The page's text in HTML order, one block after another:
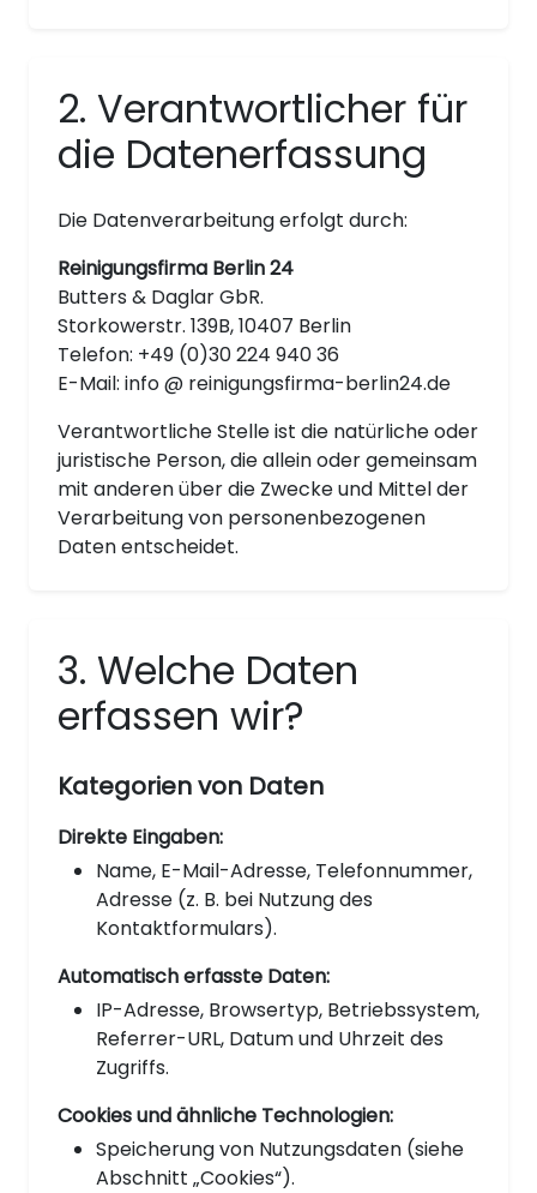
2. Verantwortlicher für
die Datenerfassung
Die Datenverarbeitung erfolgt durch:
Reinigungsfirma Berlin 24
Butters & Daglar GbR.
Storkowerstr. 139B, 10407 Berlin
Telefon: +49 (0)30 224 940 36
E-Mail: info @ reinigungsfirma-berlin24.de
Verantwortliche Stelle ist die natürliche oder
juristische Person, die allein oder gemeinsam
mit anderen über die Zwecke und Mittel der
Verarbeitung von personenbezogenen
Daten entscheidet.
3. Welche Daten
erfassen wir?
Kategorien von Daten
Direkte Eingaben:
Name, E-Mail-Adresse, Telefonnummer,
Adresse (z. B. bei Nutzung des
Kontaktformulars).
Automatisch erfasste Daten:
IP-Adresse, Browsertyp, Betriebssystem,
Referrer-URL, Datum und Uhrzeit des
Zugriffs.
Cookies und ähnliche Technologien:
Speicherung von Nutzungsdaten (siehe
Abschnitt „Cookies“).